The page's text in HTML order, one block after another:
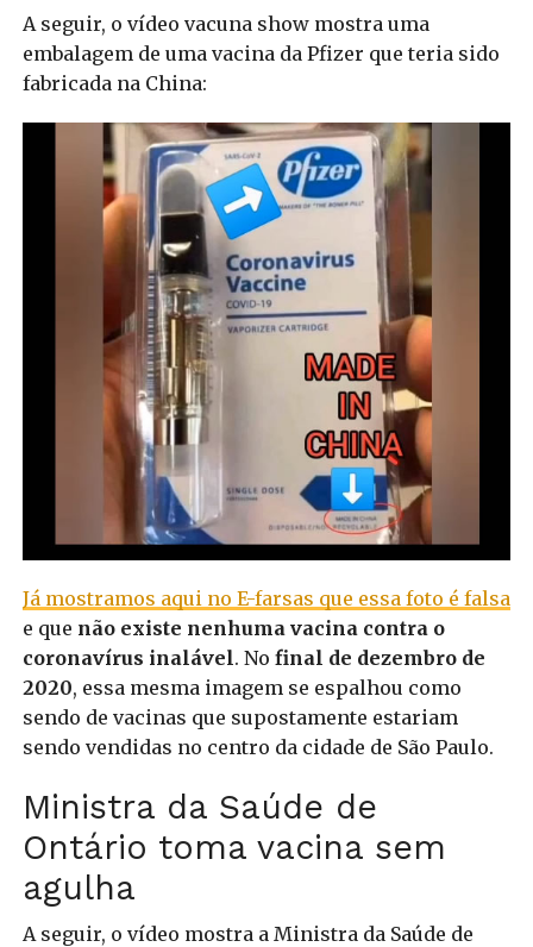
A seguir, o vídeo vacuna show mostra uma
embalagem de uma vacina da Pfizer que teria sido
fabricada na China:
Já mostramos aqui no E-farsas que essa foto é falsa
e que não existe nenhuma vacina contra o
coronavírus inalável. No final de dezembro de
2020, essa mesma imagem se espalhou como
sendo de vacinas que supostamente estariam
sendo vendidas no centro da cidade de São Paulo.
Ministra da Saúde de
Ontário toma vacina sem
agulha
A seguir, o vídeo mostra a Ministra da Saúde de